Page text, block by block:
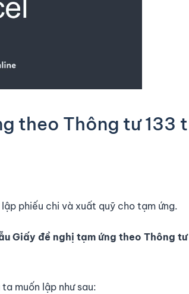
theo Thông tư 133
phiếu chi và xuất quỹ cho tạm ứng.
Giấy đề nghị tạm ứng theo Thông tư
muốn lập như sau: